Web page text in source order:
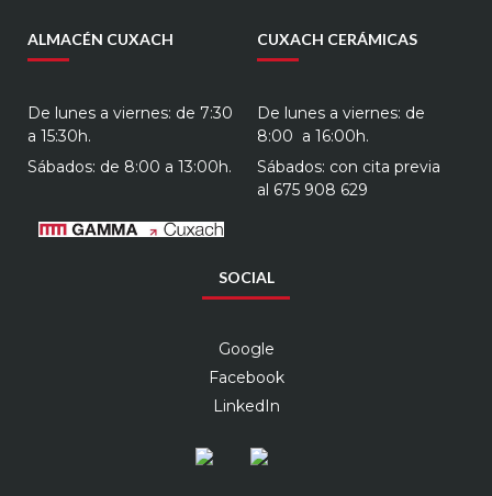
ALMACÉN CUXACH
De lunes a viernes: de 7:30
a 15:30h.
Sábados: de 8:00 a 13:00h.
CUXACH CERÁMICAS
De lunes a viernes: de
8:00 a 16:00h.
Sábados: con cita previa
al 675 908 629
SOCIAL
Google
Facebook
LinkedIn